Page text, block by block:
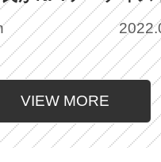
ー！
VIEW MORE